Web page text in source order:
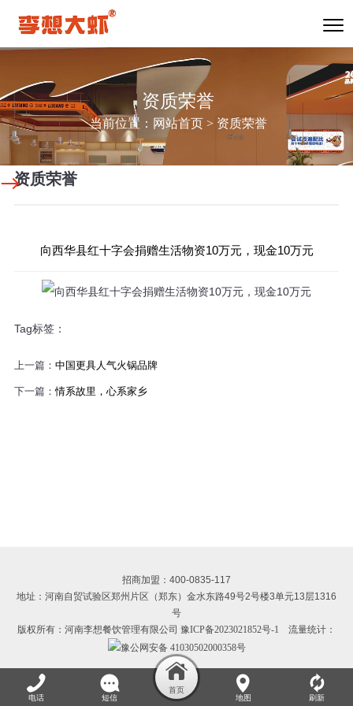
资质荣誉
当前位置： 网站首页> 资质荣誉
资质荣誉
向西华县红十字会捐赠生活物资10万元，现金10万元
Tag标签：
上一篇： 中国更具人气火锅品牌
下一篇：情系故里，心系家乡
招商加盟：400-0835-117
地址：河南自贸试验区郑州片区（郑东）金水东路49号2号楼3单元13层1316
号
版权所有：河南李想餐饮管理有限公司 豫ICP备2023021852号-1 流量统计：
豫公网安备 41030502000358号
电话 短信 地图 刷新